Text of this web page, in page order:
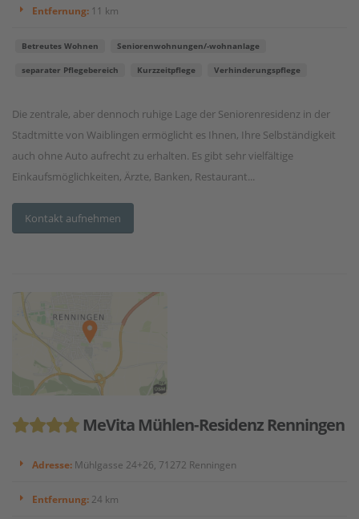
Entfernung: 11 km
Betreutes Wohnen Seniorenwohnungen/-wohnanlage
separater Pflegebereich Kurzzeitpflege Verhinderungspflege
Die zentrale, aber dennoch ruhige Lage der Seniorenresidenz in der
Stadtmitte von Waiblingen ermöglicht es Ihnen, Ihre Selbständigkeit
auch ohne Auto aufrecht zu erhalten. Es gibt sehr vielfältige
Einkaufsmöglichkeiten, Ärzte, Banken, Restaurant...
Kontakt aufnehmen
MeVita Mühlen-Residenz Renningen
Adresse: Mühlgasse 24+26, 71272 Renningen
Entfernung: 24 km